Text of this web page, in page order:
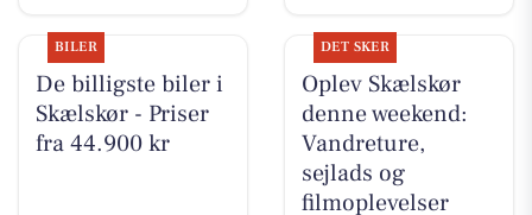
BILER
De billigste biler i
Skælskør - Priser
fra 44.900 kr
DET SKER
Oplev Skælskør
denne weekend:
Vandreture,
sejlads og
filmoplevelser